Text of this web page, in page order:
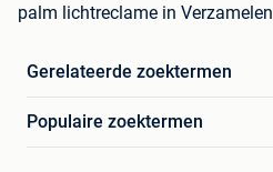
palm lichtreclame in Verzamelen
Gerelateerde zoektermen
Populaire zoektermen